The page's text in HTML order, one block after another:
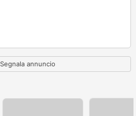
Segnala annuncio